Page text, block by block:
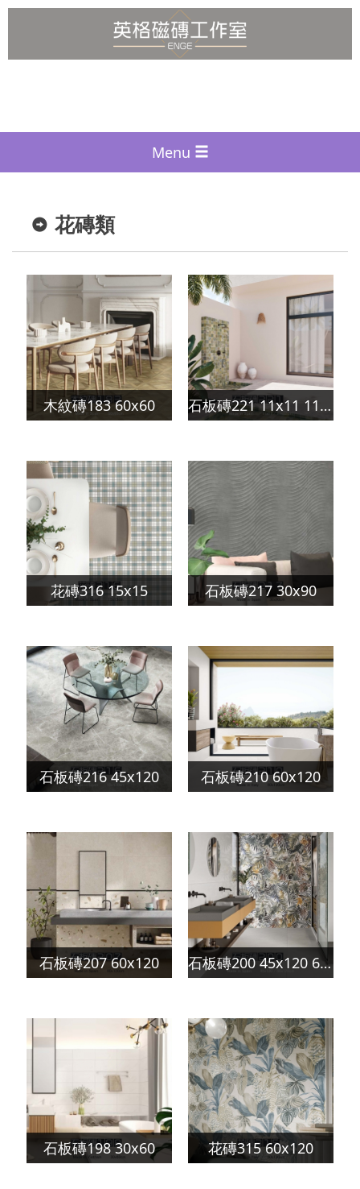
Menu
花磚類
木紋磚183 60x60 石板磚221 11x11 11x22
花磚316 15x15 石板磚217 30x90
石板磚216 45x120 石板磚210 60x120
石板磚207 60x120 石板磚200 45x120 60x120
石板磚198 30x60 花磚315 60x120